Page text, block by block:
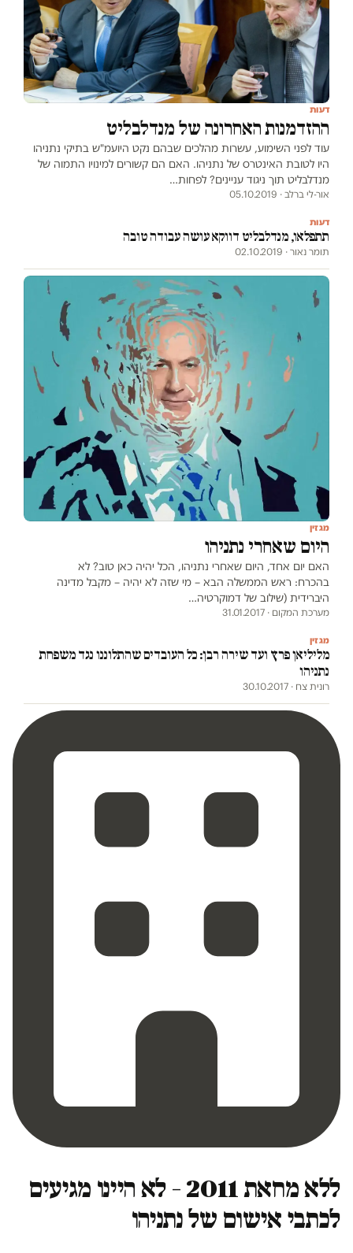
דעות
ההזדמנות האחרונה של מנדלבליט
עוד לפני השימוע, עשרות מהלכים שבהם נקט היועמ"ש בתיקי נתניהו
היו לטובת האינטרס של נתניהו. האם הם קשורים למינויו התמוה של
מנדלבליט תוך ניגוד עניינים? לפחות…
אור-לי ברלב · 05.10.2019
דעות
תתפלאו, מנדלבליט דווקא עושה עבודה טובה
תומר נאור · 02.10.2019
מגזין
היום שאחרי נתניהו
האם יום אחד, היום שאחרי נתניהו, הכל יהיה כאן טוב? לא
בהכרח: ראש הממשלה הבא – מי שזה לא יהיה – מקבל מדינה
היברידית (שילוב של דמוקרטיה…
מערכת המקום · 31.01.2017
מגזין
מליליאן פרץ ועד שירה רבן: כל העובדים שהתלוננו נגד משפחת
נתניהו
רונית צח · 30.10.2017
ללא מחאת 2011 – לא היינו מגיעים
לכתבי אישום של נתניהו